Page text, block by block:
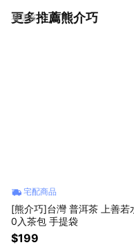
更多推薦熊介巧
看更多
宅配商品
[熊介巧]台灣 普洱茶 上善若
0入茶包 手提袋
$199